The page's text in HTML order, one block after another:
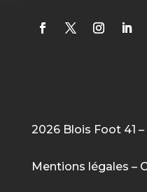
2026 Blois Foot 41
Mentions légales –